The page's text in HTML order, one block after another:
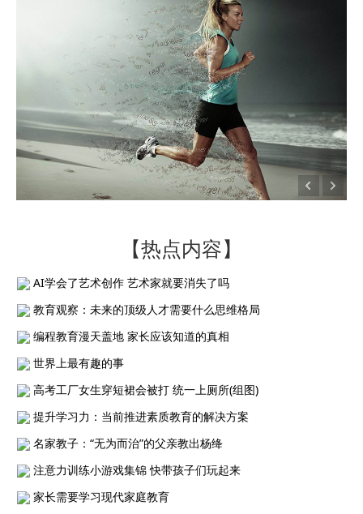
【热点内容】
AI学会了艺术创作 艺术家就要消失了吗
教育观察：未来的顶级人才需要什么思维格局
编程教育漫天盖地 家长应该知道的真相
世界上最有趣的事
高考工厂女生穿短裙会被打 统一上厕所(组图)
提升学习力：当前推进素质教育的解决方案
名家教子：“无为而治”的父亲教出杨绛
注意力训练小游戏集锦 快带孩子们玩起来
家长需要学习现代家庭教育